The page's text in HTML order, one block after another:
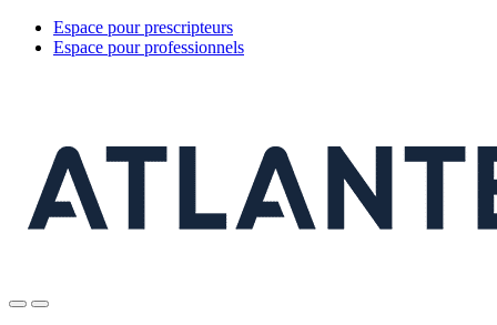
Espace pour prescripteurs
Espace pour professionnels